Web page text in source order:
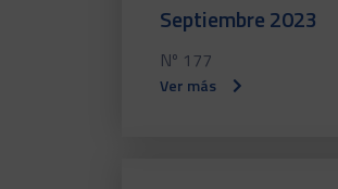
Septiembre 2023
Nº 177
Ver más